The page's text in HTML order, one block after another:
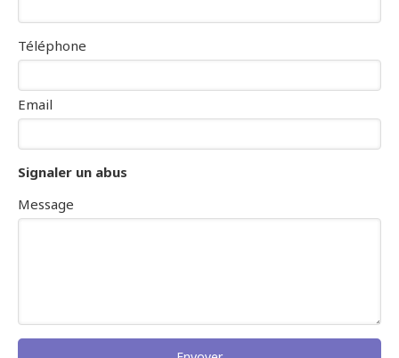
Téléphone
Email
Signaler un abus
Message